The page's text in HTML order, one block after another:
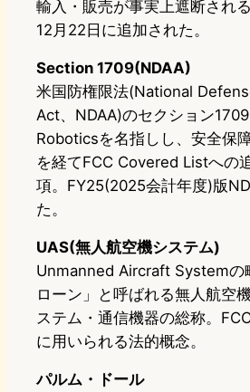
輸入・販売が事実上遮断され
12月22日に追加された。
Section 1709(NDAA)
米国防権限法(National
Act、NDAA)のセクション
Roboticsを名指しし、安全保
を経てFCC Covered Listへの
項。FY25(2025会計年度)版
た。
UAS(無人航空機システム)
Unmanned Aircraft Systemの
ローン」と呼ばれる無人航空
ステム・通信機器の総称。
に用いられる法的概念。
パルム・ドール